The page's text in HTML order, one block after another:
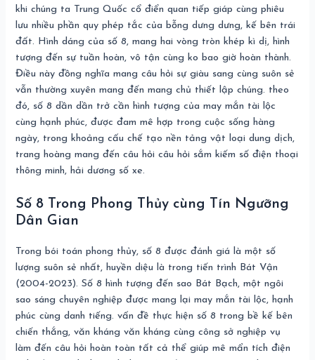
khi chúng ta Trung Quốc cổ điển quan tiếp giáp cùng phiêu
lưu nhiều phần quy phép tắc của bỗng dưng dưng, kế bên trái
đất. Hình dáng của số 8, mang hai vòng tròn khép kì dị, hình
tượng đến sự tuần hoàn, vô tận cùng ko bao giờ hoàn thành.
Điều này đồng nghĩa mang câu hỏi sự giàu sang cùng suôn sẻ
vẫn thường xuyên mang đến mang chủ thiết lập chúng. theo
đó, số 8 dần dần trở cần hình tượng của may mắn tài lộc
cùng hạnh phúc, được đam mê hợp trong cuộc sống hàng
ngày, trong khoảng cấu chế tạo nền tảng vật loại dung dịch,
trang hoàng mang đến câu hỏi câu hỏi sắm kiếm số điện thoại
thông minh, hải dương số xe.
Số 8 Trong Phong Thủy cùng Tín Ngưỡng
Dân Gian
Trong bói toán phong thủy, số 8 được đánh giá là một số
lượng suôn sẻ nhất, huyền diệu là trong tiến trình Bát Vận
(2004-2023). Số 8 hình tượng đến sao Bát Bạch, một ngôi
sao sáng chuyên nghiệp được mang lại may mắn tài lộc, hạnh
phúc cùng danh tiếng. vấn đề thực hiện số 8 trong bề kế bên
chiến thắng, văn kháng văn kháng cùng công sở nghiệp vụ
làm đến câu hỏi hoàn toàn tất cả thể giúp mê mẩn tích điện